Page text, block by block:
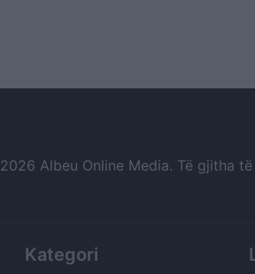
2026 Albeu Online Media. Të gjitha
Kategori